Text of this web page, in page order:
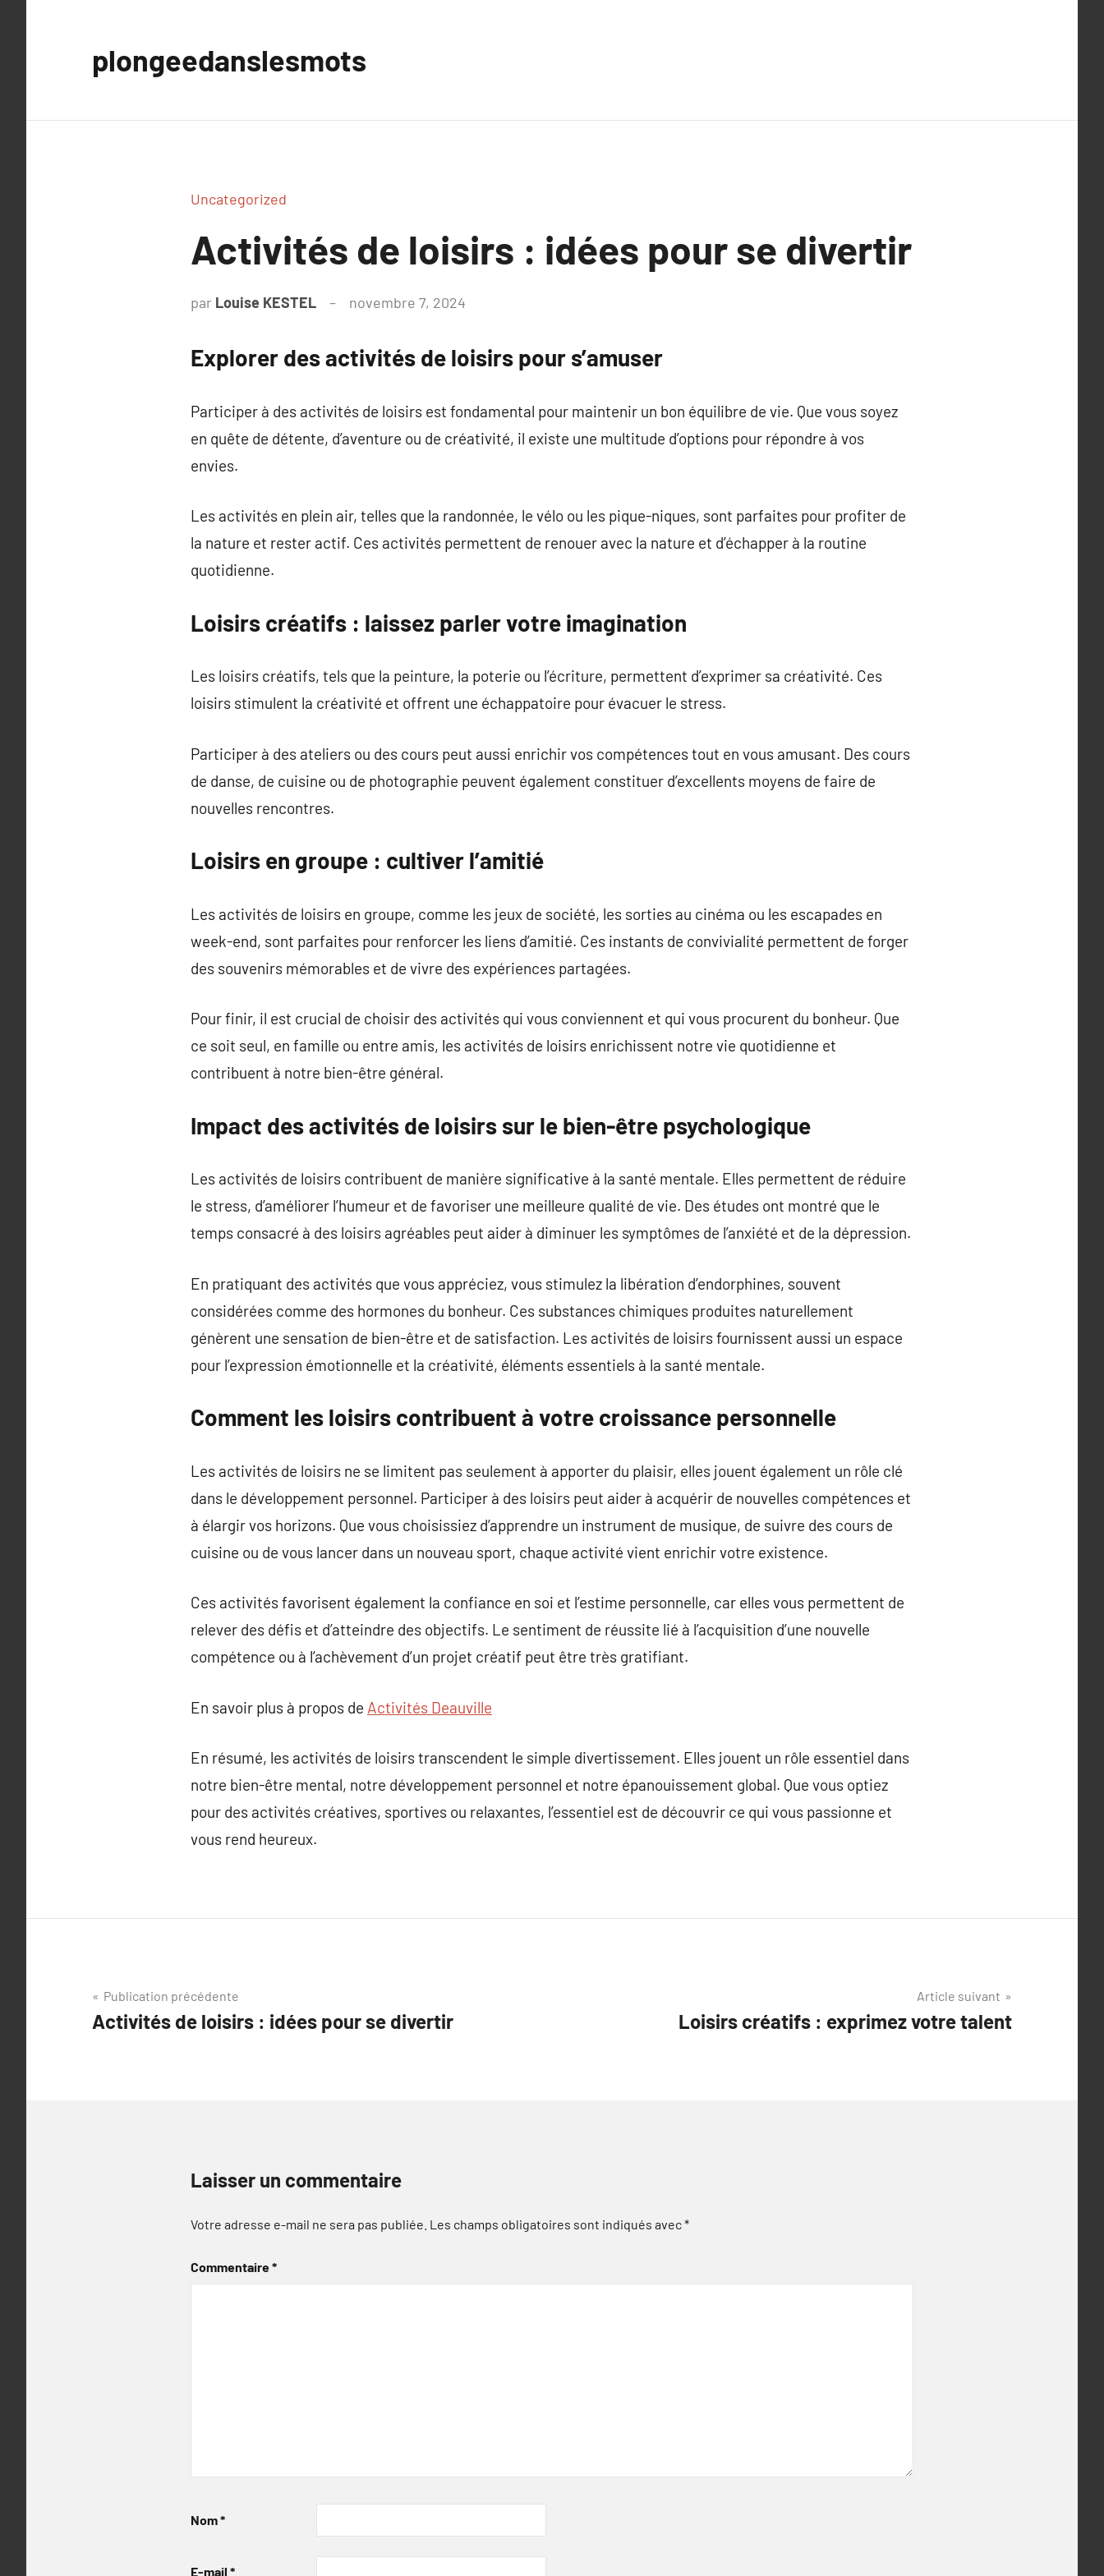
plongeedanslesmots
Uncategorized
Activités de loisirs : idées pour se divertir
par Louise KESTEL novembre 7, 2024
Explorer des activités de loisirs pour s’amuser
Participer à des activités de loisirs est fondamental pour maintenir un bon équilibre de vie. Que vous soyez
en quête de détente, d’aventure ou de créativité, il existe une multitude d’options pour répondre à vos
envies.
Les activités en plein air, telles que la randonnée, le vélo ou les pique-niques, sont parfaites pour profiter de
la nature et rester actif. Ces activités permettent de renouer avec la nature et d’échapper à la routine
quotidienne.
Loisirs créatifs : laissez parler votre imagination
Les loisirs créatifs, tels que la peinture, la poterie ou l’écriture, permettent d’exprimer sa créativité. Ces
loisirs stimulent la créativité et offrent une échappatoire pour évacuer le stress.
Participer à des ateliers ou des cours peut aussi enrichir vos compétences tout en vous amusant. Des cours
de danse, de cuisine ou de photographie peuvent également constituer d’excellents moyens de faire de
nouvelles rencontres.
Loisirs en groupe : cultiver l’amitié
Les activités de loisirs en groupe, comme les jeux de société, les sorties au cinéma ou les escapades en
week-end, sont parfaites pour renforcer les liens d’amitié. Ces instants de convivialité permettent de forger
des souvenirs mémorables et de vivre des expériences partagées.
Pour finir, il est crucial de choisir des activités qui vous conviennent et qui vous procurent du bonheur. Que
ce soit seul, en famille ou entre amis, les activités de loisirs enrichissent notre vie quotidienne et
contribuent à notre bien-être général.
Impact des activités de loisirs sur le bien-être psychologique
Les activités de loisirs contribuent de manière significative à la santé mentale. Elles permettent de réduire
le stress, d’améliorer l’humeur et de favoriser une meilleure qualité de vie. Des études ont montré que le
temps consacré à des loisirs agréables peut aider à diminuer les symptômes de l’anxiété et de la dépression.
En pratiquant des activités que vous appréciez, vous stimulez la libération d’endorphines, souvent
considérées comme des hormones du bonheur. Ces substances chimiques produites naturellement
génèrent une sensation de bien-être et de satisfaction. Les activités de loisirs fournissent aussi un espace
pour l’expression émotionnelle et la créativité, éléments essentiels à la santé mentale.
Comment les loisirs contribuent à votre croissance personnelle
Les activités de loisirs ne se limitent pas seulement à apporter du plaisir, elles jouent également un rôle clé
dans le développement personnel. Participer à des loisirs peut aider à acquérir de nouvelles compétences et
à élargir vos horizons. Que vous choisissiez d’apprendre un instrument de musique, de suivre des cours de
cuisine ou de vous lancer dans un nouveau sport, chaque activité vient enrichir votre existence.
Ces activités favorisent également la confiance en soi et l’estime personnelle, car elles vous permettent de
relever des défis et d’atteindre des objectifs. Le sentiment de réussite lié à l’acquisition d’une nouvelle
compétence ou à l’achèvement d’un projet créatif peut être très gratifiant.
En savoir plus à propos de Activités Deauville
En résumé, les activités de loisirs transcendent le simple divertissement. Elles jouent un rôle essentiel dans
notre bien-être mental, notre développement personnel et notre épanouissement global. Que vous optiez
pour des activités créatives, sportives ou relaxantes, l’essentiel est de découvrir ce qui vous passionne et
vous rend heureux.
Navigation
de
Publication précédente
Activités de loisirs : idées pour se divertir
Article suivant
Loisirs créatifs : exprimez votre talent
Laisser un commentaire
Votre adresse e-mail ne sera pas publiée. Les champs obligatoires sont indiqués avec*
Commentaire*
Nom*
E-mail *